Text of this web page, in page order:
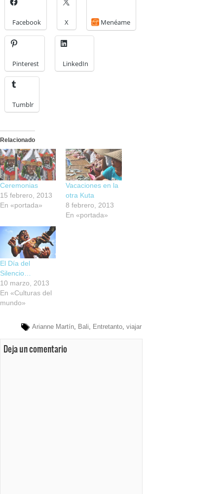
Facebook X Menéame
Pinterest LinkedIn
Tumblr
Relacionado
Ceremonias
15 febrero, 2013
En «portada»
Vacaciones en la
otra Kuta
8 febrero, 2013
En «portada»
El Día del
Silencio…
10 marzo, 2013
En «Culturas del
mundo»
Arianne Martín, Bali, Entretanto, viajar
Deja un comentario